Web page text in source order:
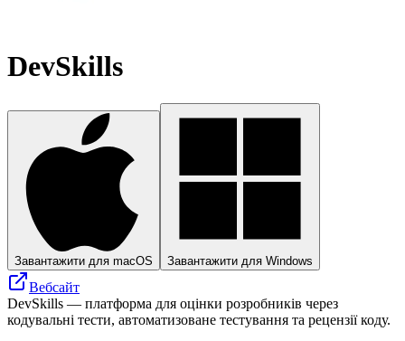
DevSkills
Завантажити для macOS Завантажити для Windows
Вебсайт
DevSkills — платформа для оцінки розробників через
кодувальні тести, автоматизоване тестування та рецензії коду.